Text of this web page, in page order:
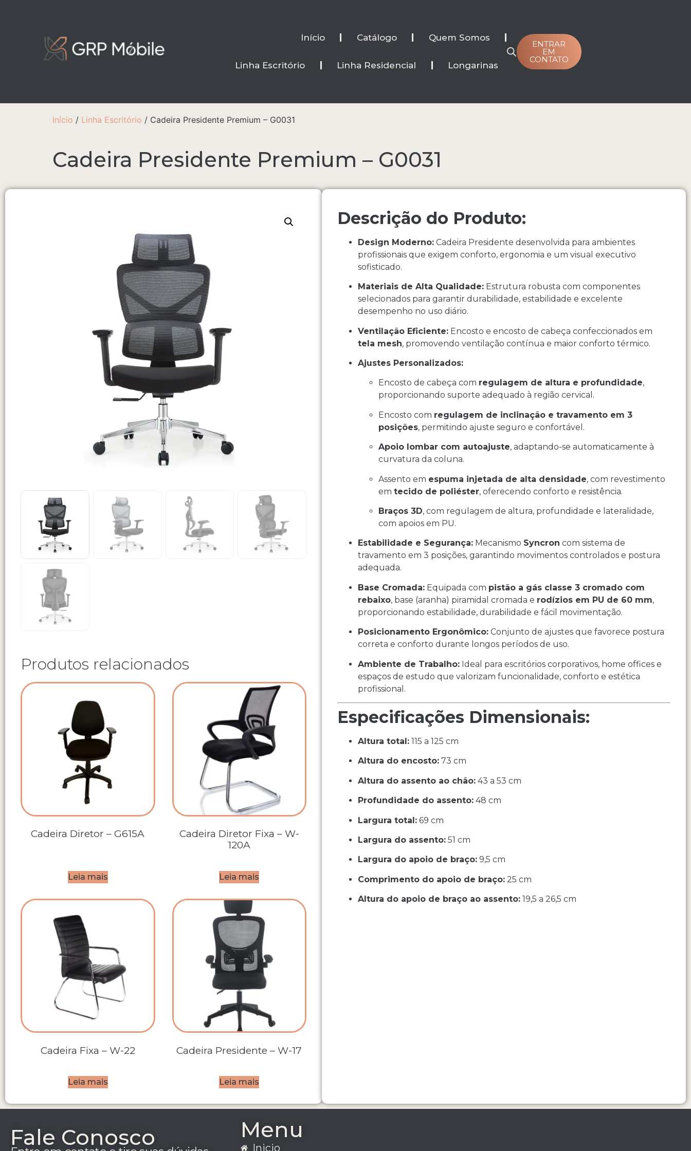
Início Catálogo Quem Somos
Linha Escritório Linha Residencial Longarinas
ENTRAR
EM
CONTATO
Início / Linha Escritório / Cadeira Presidente Premium – G0031
Cadeira Presidente Premium – G0031
Produtos relacionados
Cadeira Diretor – G615A
Leia mais
Cadeira Diretor Fixa – W-
120A
Leia mais
Cadeira Fixa – W-22
Leia mais
Cadeira Presidente – W-17
Leia mais
Descrição do Produto:
Design Moderno: Cadeira Presidente desenvolvida para ambientes
profissionais que exigem conforto, ergonomia e um visual executivo
sofisticado.
Materiais de Alta Qualidade: Estrutura robusta com componentes
selecionados para garantir durabilidade, estabilidade e excelente
desempenho no uso diário.
Ventilação Eficiente: Encosto e encosto de cabeça confeccionados em
tela mesh, promovendo ventilação contínua e maior conforto térmico.
Ajustes Personalizados:
Encosto de cabeça com regulagem de altura e profundidade,
proporcionando suporte adequado à região cervical.
Encosto com regulagem de inclinação e travamento em 3
posições, permitindo ajuste seguro e confortável.
Apoio lombar com autoajuste, adaptando-se automaticamente à
curvatura da coluna.
Assento em espuma injetada de alta densidade, com revestimento
emtecido de poliéster, oferecendo conforto e resistência.
Braços 3D, com regulagem de altura, profundidade e lateralidade,
com apoios em PU.
Estabilidade e Segurança: Mecanismo Syncron com sistema de
travamento em 3 posições, garantindo movimentos controlados e postura
adequada.
Base Cromada: Equipada com pistão a gás classe 3 cromado com
rebaixo, base (aranha) piramidal cromada e rodízios em PU de 60 mm,
proporcionando estabilidade, durabilidade e fácil movimentação.
Posicionamento Ergonômico: Conjunto de ajustes que favorece postura
correta e conforto durante longos períodos de uso.
Ambiente de Trabalho: Ideal para escritórios corporativos, home offices e
espaços de estudo que valorizam funcionalidade, conforto e estética
profissional.
Especificações Dimensionais:
Altura total: 115 a 125 cm
Altura do encosto: 73 cm
Altura do assento ao chão: 43 a 53 cm
Profundidade do assento: 48 cm
Largura total: 69 cm
Largura do assento: 51 cm
Largura do apoio de braço: 9,5 cm
Comprimento do apoio de braço: 25 cm
Altura do apoio de braço ao assento: 19,5 a 26,5 cm
Fale Conosco Menu
Inicio